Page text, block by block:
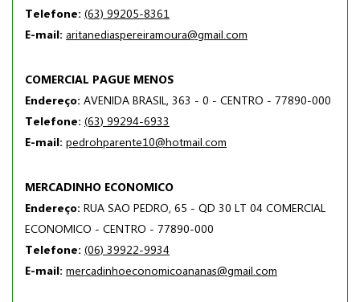
Telefone: (63) 99205-8361
E-mail: aritanediaspereiramoura@gmail.com
COMERCIAL PAGUE MENOS
Endereço: AVENIDA BRASIL, 363 - 0 - CENTRO - 77890-000
Telefone: (63) 99294-6933
E-mail: pedrohparente10@hotmail.com
MERCADINHO ECONOMICO
Endereço: RUA SAO PEDRO, 65 - QD 30 LT 04 COMERCIAL
ECONOMICO - CENTRO - 77890-000
Telefone: (06) 39922-9934
E-mail: mercadinhoeconomicoananas@gmail.com